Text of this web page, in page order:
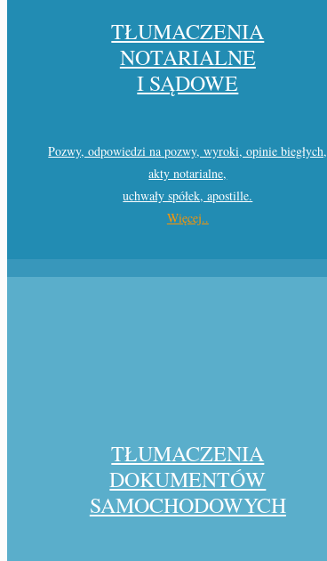
TŁUMACZENIA
NOTARIALNE
I SĄDOWE
Pozwy, odpowiedzi na pozwy, wyroki, opinie biegłych,
akty notarialne,
uchwały spółek, apostille.
Więcej..
TŁUMACZENIA
DOKUMENTÓW
SAMOCHODOWYCH